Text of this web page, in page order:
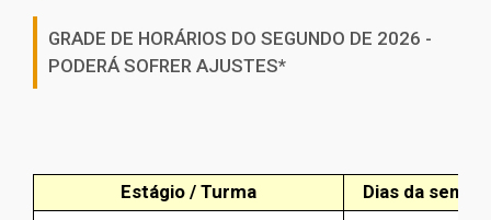
GRADE DE HORÁRIOS DO SEGUNDO DE 2026 -
PODERÁ SOFRER AJUSTES*
Estágio / Turma Dias da